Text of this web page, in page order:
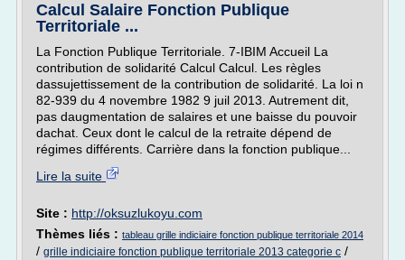
Calcul Salaire Fonction Publique
Territoriale ...
La Fonction Publique Territoriale. 7-IBIM Accueil La
contribution de solidarité Calcul Calcul. Les règles
dassujettissement de la contribution de solidarité. La loi n
82-939 du 4 novembre 1982 9 juil 2013. Autrement dit,
pas daugmentation de salaires et une baisse du pouvoir
dachat. Ceux dont le calcul de la retraite dépend de
régimes différents. Carrière dans la fonction publique...
Lire la suite
Site : http://oksuzlukoyu.com
Thèmes liés : tableau grille indiciaire fonction publique territoriale 2014
/ grille indiciaire fonction publique territoriale 2013 categorie c /